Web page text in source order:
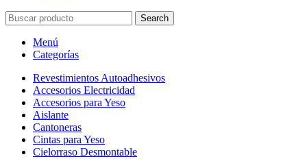
Search
Menú
Categorías
Revestimientos Autoadhesivos
Accesorios Electricidad
Accesorios para Yeso
Aislante
Cantoneras
Cintas para Yeso
Cielorraso Desmontable